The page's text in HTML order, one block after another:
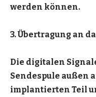
werden können.
3. Übertragung an
Die digitalen
Sendespule außen
implantierten Teil